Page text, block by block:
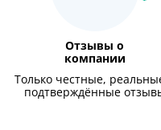
Отзывы о
компании
Только честные,
подтверждённые